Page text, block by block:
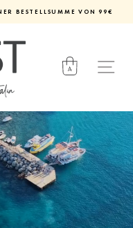
BESTELLSUMME VON 99€